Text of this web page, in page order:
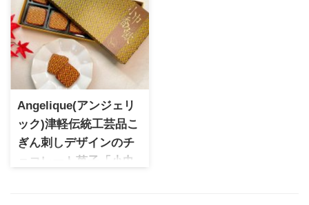
ブログで紹介
クラシカ お菓子（klasic） 仙
台の催事でも話題のミニクグ
ロフを実食。クッキーで人気
の店舗情報や、手土産に喜ば
れる上品でクラシックな味わ
いの魅力を詳しく紹介しま
す。
Angelique(アンジェリ
ック)津軽伝統工芸品こ
ぎん刺しデザインのチ
ョコレート菓子「小巾